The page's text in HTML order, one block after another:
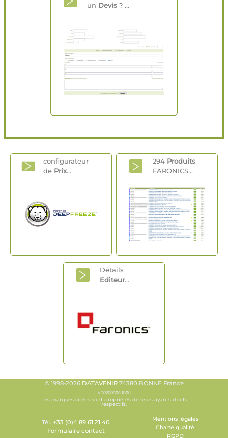
un Devis ? ...
configurateur
de Prix...
294 Produits
FARONICS...
Détails
Editeur...
© 1998-2026 DATAVENIR74380 BONNE France
V.20260806.1806
Les marques citées sont propriétés de leurs ayants droits
respectifs.
Tél. +33 (0)4 89 61 21 40
Formulaire contact
Mentions légales
Charte qualité
RGPD